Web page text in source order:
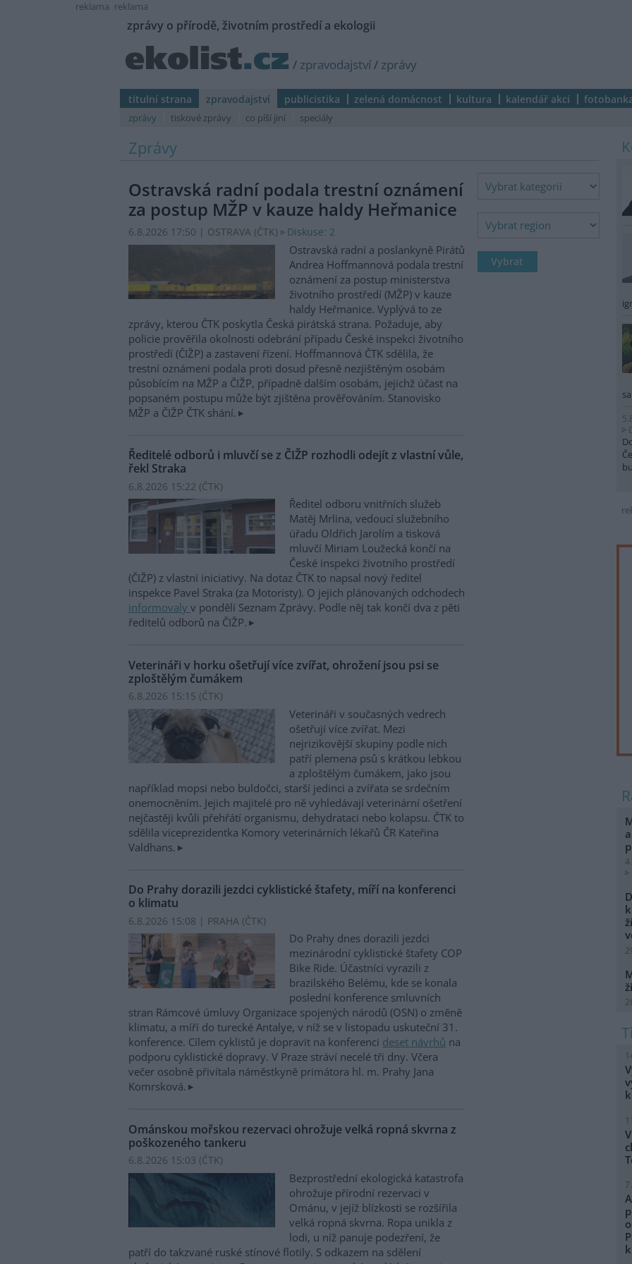
reklama reklama
zprávy o přírodě, životním prostředí a ekologii
/ zpravodajství/ zprávy
titulní strana zpravodajství publicistika zelená domácnost kultura kalendář akcí
zprávy tiskové zprávy co píší jiní speciály
Zprávy
Ostravská radní podala trestní oznámení
za postup MŽP v kauze haldy Heřmanice
6.8.2026 17:50 | OSTRAVA (ČTK) Diskuse: 2
Ostravská radní a poslankyně Pirátů
Andrea Hoffmannová podala trestní
oznámení za postup ministerstva
životního prostředí (MŽP) v kauze
haldy Heřmanice. Vyplývá to ze
zprávy, kterou ČTK poskytla Česká pirátská strana. Požaduje, aby
policie prověřila okolnosti odebrání případu České inspekci životního
prostředí (ČIŽP) a zastavení řízení. Hoffmannová ČTK sdělila, že
trestní oznámení podala proti dosud přesně nezjištěným osobám
působícím na MŽP a ČIŽP, případně dalším osobám, jejichž účast na
popsaném postupu může být zjištěna prověřováním. Stanovisko
MŽP a ČIŽP ČTK shání.
Ředitelé odborů i mluvčí se z ČIŽP rozhodli odejít z vlastní vůle,
řekl Straka
6.8.2026 15:22 (ČTK)
Ředitel odboru vnitřních služeb
Matěj Mrlina, vedoucí služebního
úřadu Oldřich Jarolím a tisková
mluvčí Miriam Loužecká končí na
České inspekci životního prostředí
(ČIŽP) z vlastní iniciativy. Na dotaz ČTK to napsal nový ředitel
inspekce Pavel Straka (za Motoristy). O jejich plánovaných odchodech
informovaly v pondělí Seznam Zprávy. Podle něj tak končí dva z pěti
ředitelů odborů na ČIŽP.
Veterináři v horku ošetřují více zvířat, ohrožení jsou psi se
zploštělým čumákem
6.8.2026 15:15 (ČTK)
Veterináři v současných vedrech
ošetřují více zvířat. Mezi
nejrizikovější skupiny podle nich
patří plemena psů s krátkou lebkou
a zploštělým čumákem, jako jsou
například mopsi nebo buldočci, starší jedinci a zvířata se srdečním
onemocněním. Jejich majitelé pro ně vyhledávají veterinární ošetření
nejčastěji kvůli přehřátí organismu, dehydrataci nebo kolapsu. ČTK to
sdělila viceprezidentka Komory veterinárních lékařů ČR Kateřina
Valdhans.
Do Prahy dorazili jezdci cyklistické štafety, míří na konferenci
o klimatu
6.8.2026 15:08 | PRAHA (ČTK)
Do Prahy dnes dorazili jezdci
mezinárodní cyklistické štafety COP
Bike Ride. Účastníci vyrazili z
brazilského Belému, kde se konala
poslední konference smluvních
stran Rámcové úmluvy Organizace spojených národů (OSN) o změně
klimatu, a míří do turecké Antalye, v níž se v listopadu uskuteční 31.
konference. Cílem cyklistů je dopravit na konferenci deset návrhů na
podporu cyklistické dopravy. V Praze stráví necelé tři dny. Včera
večer osobně přivítala náměstkyně primátora hl. m. Prahy Jana
Komrsková.
Ománskou mořskou rezervaci ohrožuje velká ropná skvrna z
poškozeného tankeru
6.8.2026 15:03 (ČTK)
Bezprostřední ekologická katastrofa
ohrožuje přírodní rezervaci v
Ománu, v jejíž blízkosti se rozšířila
velká ropná skvrna. Ropa unikla z
lodi, u níž panuje podezření, že
patří do takzvané ruské stínové flotily. S odkazem na sdělení